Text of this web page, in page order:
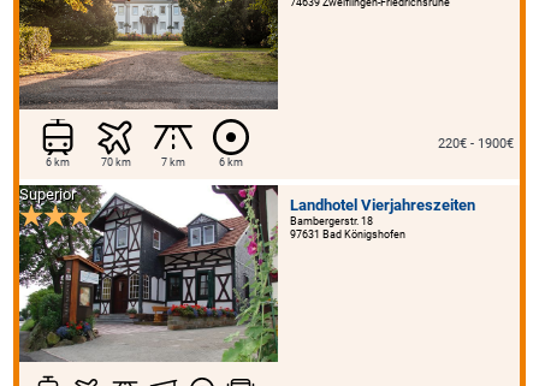
6 km 70 km 7 km 6 km
220€ - 1900€
Landhotel Vierjahreszeiten
Bambergerstr. 18
97631 Bad Königshofen
Superior